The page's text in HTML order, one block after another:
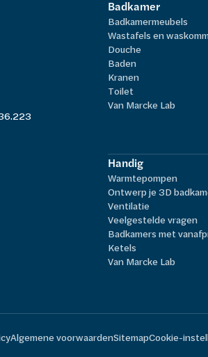
Badkamer
Badkamermeubels
Wastafels en
Douche
Baden
Kranen
Toilet
Van Marcke Lab
Handig
Warmtepompen
Ontwerp je 3D
Ventilatie
Veelgestelde vragen
Badkamers met
Ketels
Van Marcke Lab
Algemene voorwaardenSitemapCookie-